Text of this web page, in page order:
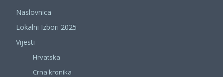
Naslovnica
Lokalni Izbori 2025
Vijesti
Hrvatska
Crna kronika